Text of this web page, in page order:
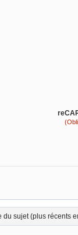
du sujet (plus récents